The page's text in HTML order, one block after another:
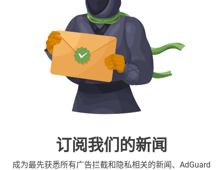
订阅我们的新闻
成为最先获悉所有广告拦截和隐私相关的新闻、AdGuard